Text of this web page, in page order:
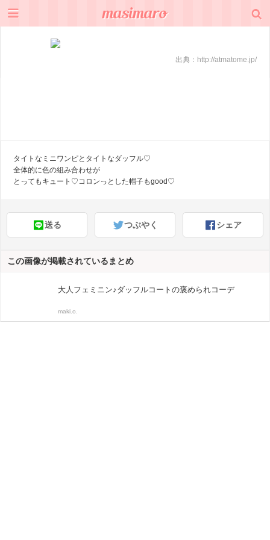
出典： http://atmatome.jp/
タイトなミニワンピとタイトなダッフル♡
全体的に色の組み合わせが
とってもキュート♡コロンっとした帽子もgood♡
送る つぶやく シェア
この画像が掲載されているまとめ
大人フェミニン♪ダッフルコートの褒められコーデ
maki.o.